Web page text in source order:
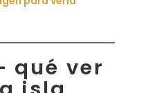
qué ver